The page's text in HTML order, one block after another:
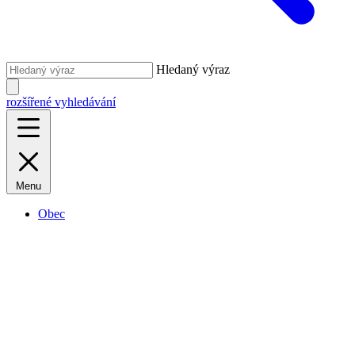
Hledaný výraz
rozšířené vyhledávání
Menu
Obec